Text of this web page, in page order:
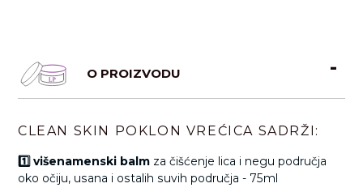
O PROIZVODU
CLEAN SKIN POKLON VREĆICA SADRŽI:
1️⃣ višenamenski balm za čišćenje lica i negu područja
oko očiju, usana i ostalih suvih područja - 75ml